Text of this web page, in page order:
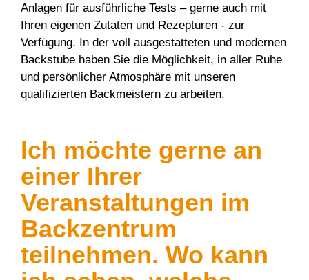
Anlagen für ausführliche Tests – gerne auch mit
Ihren eigenen Zutaten und Rezepturen - zur
Verfügung. In der voll ausgestatteten und modernen
Backstube haben Sie die Möglichkeit, in aller Ruhe
und persönlicher Atmosphäre mit unseren
qualifizierten Backmeistern zu arbeiten.
Ich möchte gerne an
einer Ihrer
Veranstaltungen im
Backzentrum
teilnehmen. Wo kann